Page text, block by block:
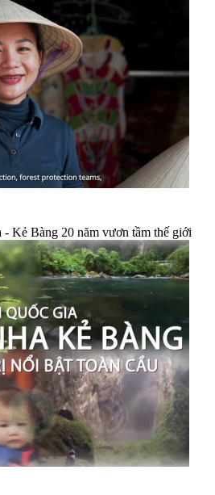
Kẻ Bàng 20 năm vươn tầm thế giới